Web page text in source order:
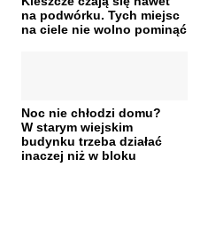
na podwórku. Tych miejsc
na ciele nie wolno pominąć
Noc nie chłodzi domu?
W starym wiejskim
budynku trzeba działać
inaczej niż w bloku